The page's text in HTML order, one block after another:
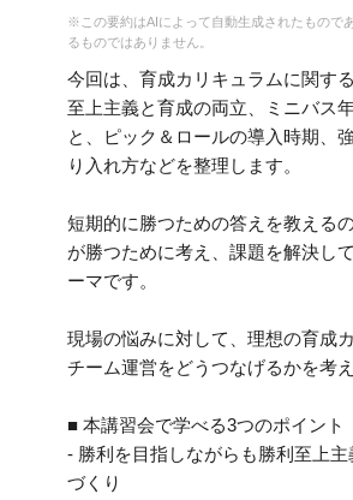
※この要約はAIによって自動生成されたもので
るものではありません。
今回は、育成カリキュラムに関す
至上主義と育成の両立、ミニバス
と、ピック＆ロールの導入時期、
り入れ方などを整理します。
短期的に勝つための答えを教える
が勝つために考え、課題を解決し
ーマです。
現場の悩みに対して、理想の育成
チーム運営をどうつなげるかを考
■ 本講習会で学べる3つのポイント
- 勝利を目指しながらも勝利至上
づくり